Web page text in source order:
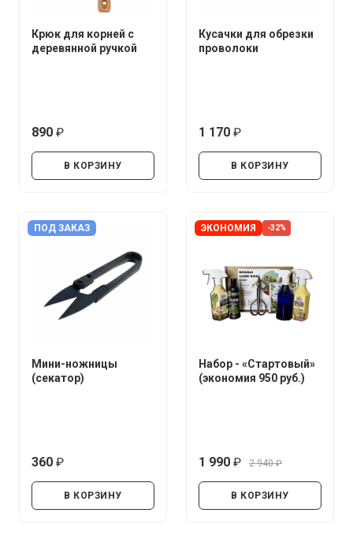
Крюк для корней с
деревянной ручкой
890
В КОРЗИНУ
Кусачки для обрезки
проволоки
1 170
В КОРЗИНУ
ПОД ЗАКАЗ
Мини-ножницы
(секатор)
360
В КОРЗИНУ
ЭКОНОМИЯ -32%
Набор - «Стартовый»
(экономия 950 руб.)
1 990
2 940
В КОРЗИНУ